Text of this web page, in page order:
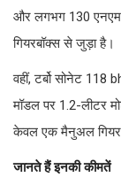
और लगभग 130
गियरबॉक्स से जुड़ा है।
वहीं, टर्बो सोनेट
मॉडल पर 1.2-लीटर
केवल एक मैनुअल
जानते हैं इनकी कीमतें